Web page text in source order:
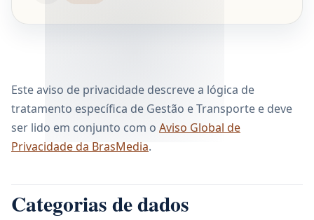
Este aviso de privacidade descreve a lógica de
tratamento específica de Gestão e Transporte e deve
ser lido em conjunto com o Aviso Global de
Privacidade da BrasMedia.
Categorias de dados